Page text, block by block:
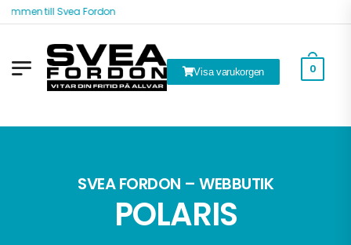
till Svea Fordon
Visa varukorgen 0
SVEA FORDON – WEBBUTIK
POLARIS